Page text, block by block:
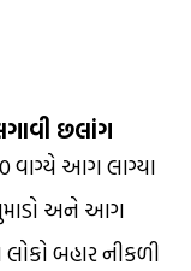
છલાંગ
આગ લાગ્યા
અને આગ
બહાર નીકળી